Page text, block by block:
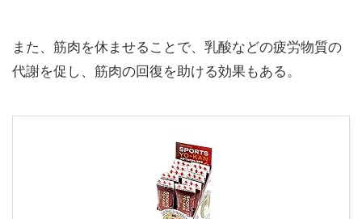
また、筋肉を休ませることで、乳酸などの疲労物質の
代謝を促し、筋肉の回復を助ける効果もある。